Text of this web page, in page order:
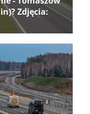
Zdjęcia: